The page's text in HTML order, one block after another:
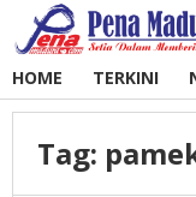
Lewati
ke
HOME TERKINI
Tag: